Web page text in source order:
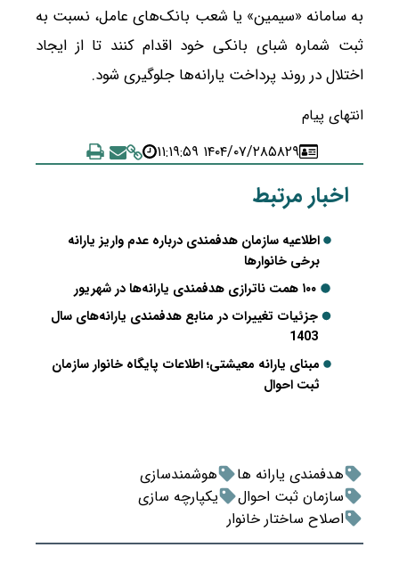
به سامانه «سیمین» یا شعب بانک‌های عامل، نسبت به
ثبت شماره شبای بانکی خود اقدام کنند تا از ایجاد
اختلال در روند پرداخت یارانه‌ها جلوگیری شود.
انتهای پیام
۵۸۲۹۱۴۰۴/۰۷/۲۸ ۱۱:۱۹:۵۹
اخبار مرتبط
اطلاعیه سازمان هدفمندی درباره عدم واریز یارانه
برخی خانوارها
۱۰۰ همت ناترازی هدفمندی یارانه‌ها در شهریور
جزئیات تغییرات در منابع هدفمندی یارانه‌های سال
1403
مبنای یارانه معیشتی؛ اطلاعات پایگاه خانوار سازمان
ثبت احوال
هدفمندی یارانه ها
هوشمندسازی
سازمان ثبت احوال
یکپارچه سازی
اصلاح ساختار خانوار